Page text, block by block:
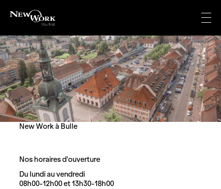
Menu
New Work à Bulle
Nos horaires d'ouverture
Du lundi au vendredi
08h00-12h00 et 13h30-18h00